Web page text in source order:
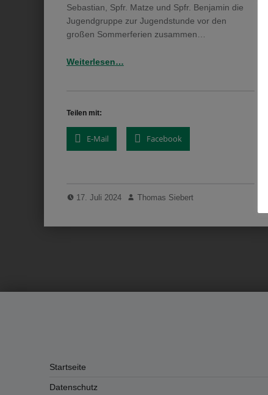
Sebastian, Spfr. Matze und Spfr. Benjamin die
Jugendgruppe zur Jugendstunde vor den
großen Sommerferien zusammen…
Weiterlesen…
Teilen mit:
E-Mail Facebook
17. Juli 2024 Thomas Siebert
Startseite
Datenschutz